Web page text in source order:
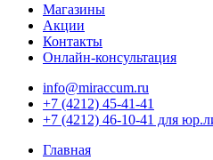
Магазины
Акции
Контакты
Онлайн-консультация
info@miraccum.ru
+7 (4212) 45-41-41
+7 (4212) 46-10-41 для
Главная